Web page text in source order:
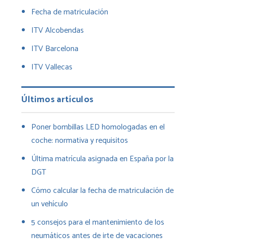
Fecha de matriculación
ITV Alcobendas
ITV Barcelona
ITV Vallecas
Últimos artículos
Poner bombillas LED homologadas en el
coche: normativa y requisitos
Última matrícula asignada en España por la
DGT
Cómo calcular la fecha de matriculación de
un vehículo
5 consejos para el mantenimiento de los
neumáticos antes de irte de vacaciones